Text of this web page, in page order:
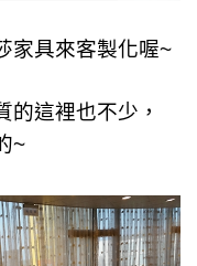
家具來客製化喔~
的這裡也不少，
~